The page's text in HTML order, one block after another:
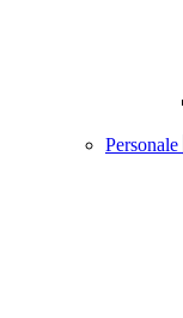
Personale